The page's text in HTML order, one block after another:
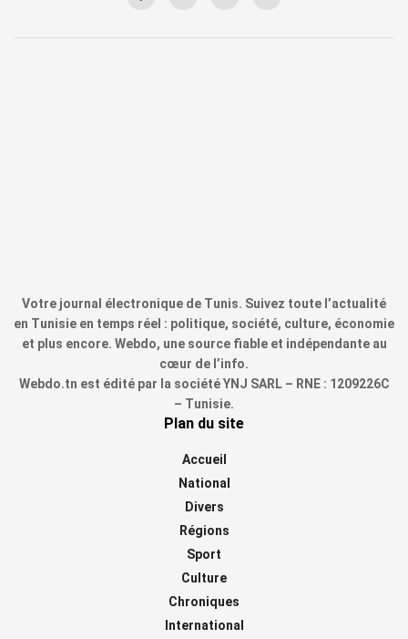
Votre journal électronique de Tunis. Suivez toute l’actualité
en Tunisie en temps réel : politique, société, culture, économie
et plus encore. Webdo, une source fiable et indépendante au
cœur de l’info.
Webdo.tn est édité par la société YNJ SARL – RNE : 1209226C
– Tunisie.
Plan du site
Accueil
National
Divers
Régions
Sport
Culture
Chroniques
International